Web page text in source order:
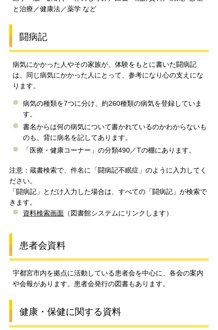
と治療／健康法／薬学 など
闘病記
病気にかかった人やその家族が、体験をもとに書いた闘病記
は、同じ病気にかかった人にとって、参考になり心の支えにな
ります。
病気の種類を7つに分け、約260種類の病気を登録していま
す。
書名からは何の病気について書かれているのかわからないも
のも、背に病名を記してあります。
「医療・健康コーナー」の分類490／Tの棚にあります。
注意：蔵書検索で、件名に「闘病記不眠症」のように入力してく
ださい。
「闘病記」とだけ入力した場合は、すべての「闘病記」が検索で
きます。
資料検索画面 （図書館システムにリンクします）
患者会資料
宇都宮市内を拠点に活動している患者会を中心に、各会の案内
や会報があります。患者会発行の図書もあります。
健康・保健に関する資料